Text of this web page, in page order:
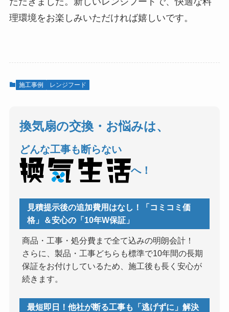
理環境をお楽しみいただければ嬉しいです。
施工事例 レンジフード
換気扇の交換・お悩みは、
どんな工事も断らない
へ！
見積提示後の追加費用はなし！「コミコミ価
格」＆安心の「10年W保証」
商品・工事・処分費まで全て込みの明朗会計！
さらに、製品・工事どちらも標準で10年間の長期
保証をお付けしているため、施工後も長く安心が
続きます。
最短即日！他社が断る工事も「逃げずに」解決